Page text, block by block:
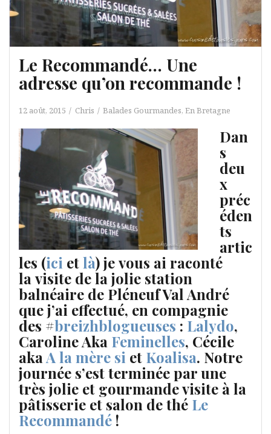
Le Recommandé… Une
adresse qu’on recommande !
12 août, 2015 Chris Balades Gourmandes, En Bretagne
Dan
s
deu
x
préc
éden
ts
artic
les (ici etlà) je vous ai raconté
la visite de la jolie station
balnéaire de Pléneuf Val André
que j’ai effectué, en compagnie
des #breizhblogueuses : Lalydo,
Caroline Aka Feminelles, Cécile
aka A la mère si et Koalisa. Notre
journée s’est terminée par une
très jolie et gourmande visite à la
pâtisserie et salon de thé Le
Recommandé !